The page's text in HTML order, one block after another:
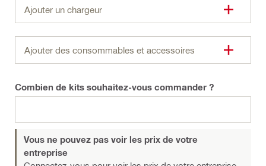
Ajouter un chargeur
Ajouter des consommables et accessoires
Combien de kits souhaitez-vous commander ?
Vous ne pouvez pas voir les prix de votre
entreprise